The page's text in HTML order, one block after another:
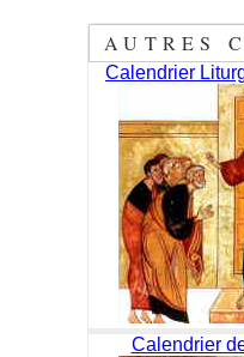
AUTRES
Calendrier
Calendrier